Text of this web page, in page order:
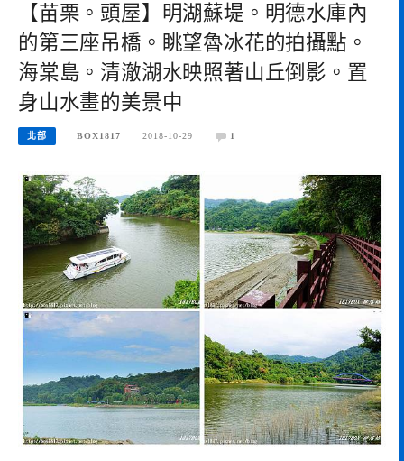
【苗栗。頭屋】明湖蘇堤。明德水庫內
的第三座吊橋。眺望魯冰花的拍攝點。
海棠島。清澈湖水映照著山丘倒影。置
身山水畫的美景中
北部 BOX1817 2018-10-29 1